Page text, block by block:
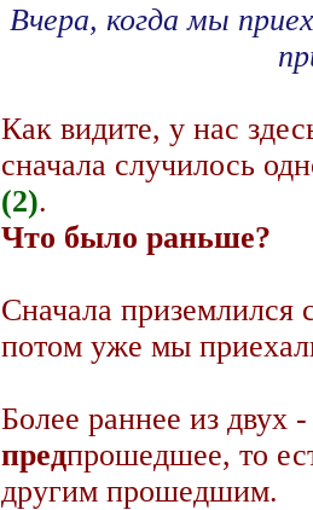
Вчера, когда мы
Как видите, у нас
сначала случилось
(2).
Что было раньше?
Сначала приземлился
потом уже мы
Более раннее из двух
предпрошедшее, то
другим прошедшим.